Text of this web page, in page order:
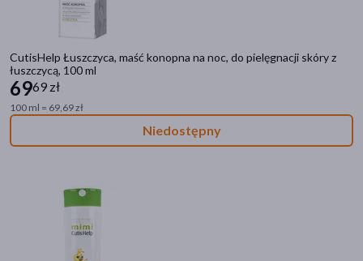
CutisHelp Łuszczyca, maść konopna na noc, do pielęgnacji skóry z
łuszczycą, 100 ml
6969 zł
100 ml = 69,69 zł
Niedostępny
Płeć
Mężczyzna
Wiek
dla młodzieży(3)
dla seniorów
20+(3)
30+(3)